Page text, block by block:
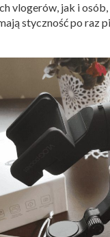
vlogerów, jak i
styczność po raz